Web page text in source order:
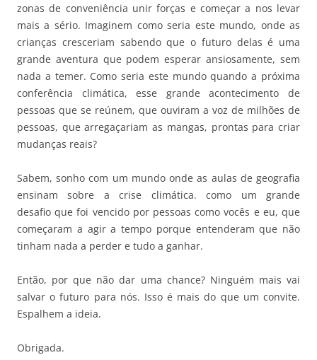
zonas de conveniência unir forças e começar a nos levar
mais a sério. Imaginem como seria este mundo, onde as
crianças cresceriam sabendo que o futuro delas é uma
grande aventura que podem esperar ansiosamente, sem
nada a temer. Como seria este mundo quando a próxima
conferência climática, esse grande acontecimento de
pessoas que se reúnem, que ouviram a voz de milhões de
pessoas, que arregaçariam as mangas, prontas para criar
mudanças reais?
Sabem, sonho com um mundo onde as aulas de geografia
ensinam sobre a crise climática. como um grande
desafio que foi vencido por pessoas como vocês e eu, que
começaram a agir a tempo porque entenderam que não
tinham nada a perder e tudo a ganhar.
Então, por que não dar uma chance? Ninguém mais vai
salvar o futuro para nós. Isso é mais do que um convite.
Espalhem a ideia.
Obrigada.